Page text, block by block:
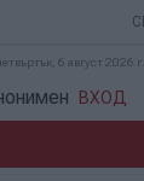
6 август 2026 г.
ВХОД